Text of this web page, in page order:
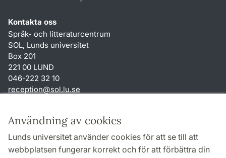
Användning av cookies
Lunds universitet använder cookies för att se till att
webbplatsen fungerar korrekt och för att förbättra din
Kontakta oss
Språk- och litteraturcentrum
SOL, Lunds universitet
Box 201
221 00 LUND
046-222 32 10
reception@sol.lu.se
Genvägar
Om webbplatsen och cookies
Behandling av personuppgifter